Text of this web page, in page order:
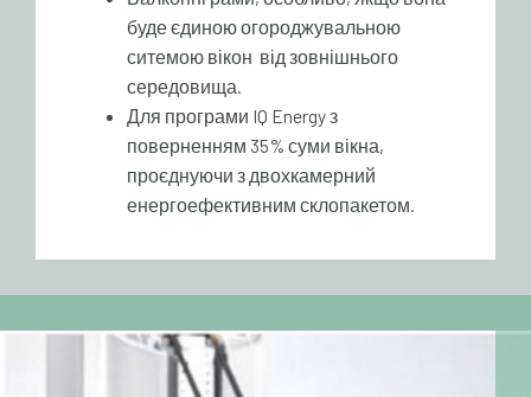
буде єдиною огороджувальною
ситемою вікон від зовнішнього
середовища.
Для програми IQ Energy з
поверненням 35% суми вікна,
проєднуючи з двохкамерний
енергоефективним склопакетом.